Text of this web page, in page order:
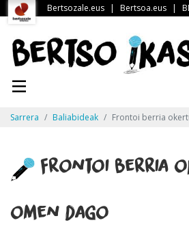
Bertsozale.eus | Bertsoa.eus |
Sarrera Baliabideak Frontoi berria
Frontoi berria
omen dago